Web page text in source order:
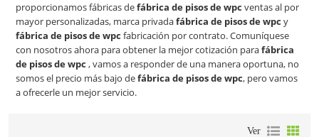
proporcionamos fábricas defábrica de pisos de wpc ventas al por
mayor personalizadas, marca privadafábrica de pisos de wpc y
fábrica de pisos de wpc fabricación por contrato. Comuníquese
con nosotros ahora para obtener la mejor cotización parafábrica
de pisos de wpc , vamos a responder de una manera oportuna, no
somos el precio más bajo defábrica de pisos de wpc, pero vamos
a ofrecerle un mejor servicio.
Ver